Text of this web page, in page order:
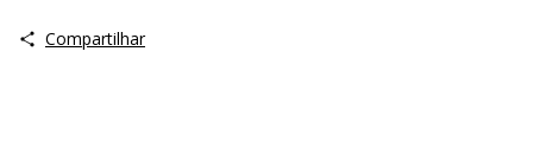
Compartilhar